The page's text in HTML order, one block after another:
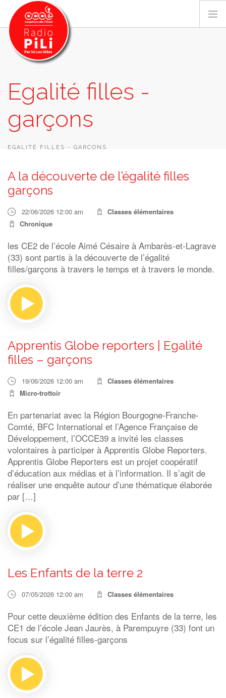
GRILLE DES PROGRAMMES
SUR LE TERRITOIRE
RESSOURCES
RECHERCHER
Egalité filles -
garçons
EGALITÉ FILLES - GARÇONS
A la découverte de l’égalité filles
garçons
22/06/2026 12:00 am
Classes élémentaires
Chronique
les CE2 de l’école Aimé Césaire à Ambarès-et-Lagrave
(33) sont partis à la découverte de l’égalité
filles/garçons à travers le temps et à travers le monde.
Apprentis Globe reporters | Egalité
filles – garçons
19/06/2026 12:00 am
Classes élémentaires
Micro-trottoir
En partenariat avec la Région Bourgogne-Franche-
Comté, BFC International et l’Agence Française de
Développement, l’OCCE39 a invité les classes
volontaires à participer à Apprentis Globe Reporters.
Apprentis Globe Reporters est un projet coopératif
d’éducation aux médias et à l’information. Il s’agit de
réaliser une enquête autour d’une thématique élaborée
par […]
Les Enfants de la terre 2
07/05/2026 12:00 am Classes élémentaires
Pour cette deuxième édition des Enfants de la terre, les
CE1 de l’école Jean Jaurès, à Parempuyre (33) font un
focus sur l’égalité filles-garçons